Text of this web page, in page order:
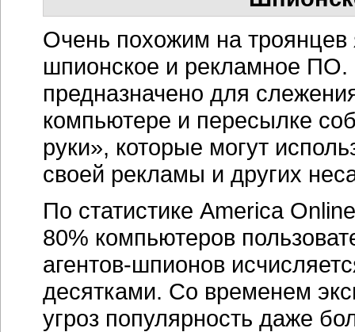
Очень похожим на троянцев
шпионское и рекламное ПО.
предназначено для
компьютере и пересылке
руки», которые могут
своей рекламы и других
По статистике America
80% компьютеров
агентов-шпионов
десятками. Со временем
угроз популярность даже